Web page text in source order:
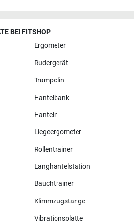
BEI FITSHOP
Ergometer
Rudergerät
Trampolin
Hantelbank
Hanteln
Liegeergometer
Rollentrainer
Langhantelstation
Bauchtrainer
Klimmzugstange
Vibrationsplatte